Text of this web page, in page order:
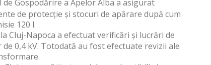
Gospodărire a Apelor Alba a asigurat
de protecție și stocuri de apărare după cum
120 l.
Cluj-Napoca a efectuat verificări și lucrări de
0,4 kV. Totodată au fost efectuate revizii ale